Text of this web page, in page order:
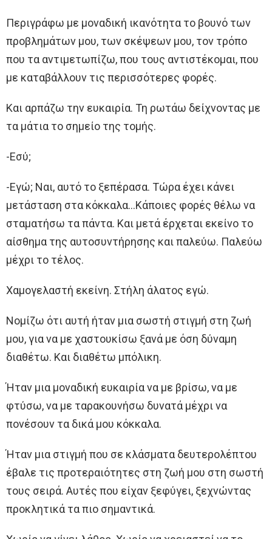
Περιγράφω με μοναδική ικανότητα το βουνό των
προβλημάτων μου, των σκέψεων μου, τον τρόπο
που τα αντιμετωπίζω, που τους αντιστέκομαι, που
με καταβάλλουν τις περισσότερες φορές.
Και αρπάζω την ευκαιρία. Τη ρωτάω δείχνοντας με
τα μάτια το σημείο της τομής.
-Εσύ;
-Εγώ; Ναι, αυτό το ξεπέρασα. Τώρα έχει κάνει
μετάσταση στα κόκκαλα…Κάποιες φορές θέλω να
σταματήσω τα πάντα. Και μετά έρχεται εκείνο το
αίσθημα της αυτοσυντήρησης και παλεύω. Παλεύω
μέχρι το τέλος.
Χαμογελαστή εκείνη. Στήλη άλατος εγώ.
Νομίζω ότι αυτή ήταν μια σωστή στιγμή στη ζωή
μου, για να με χαστουκίσω ξανά με όση δύναμη
διαθέτω. Και διαθέτω μπόλικη.
Ήταν μια μοναδική ευκαιρία να με βρίσω, να με
φτύσω, να με ταρακουνήσω δυνατά μέχρι να
πονέσουν τα δικά μου κόκκαλα.
Ήταν μια στιγμή που σε κλάσματα δευτερολέπτου
έβαλε τις προτεραιότητες στη ζωή μου στη σωστή
τους σειρά. Αυτές που είχαν ξεφύγει, ξεχνώντας
προκλητικά τα πιο σημαντικά.